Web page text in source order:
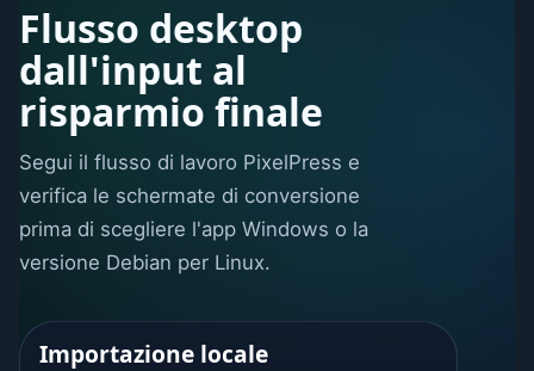
Flusso desktop
dall'input al
risparmio finale
Segui il flusso di lavoro PixelPress e
verifica le schermate di conversione
prima di scegliere l'app Windows o la
versione Debian per Linux.
Importazione locale